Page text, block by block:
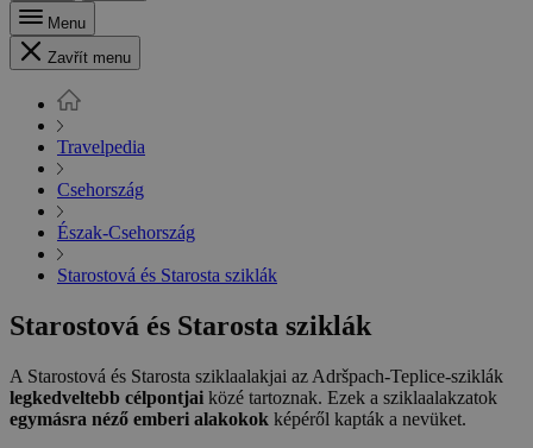
Menu
Zavřít menu
Travelpedia
Csehország
Észak-Csehország
Starostová és Starosta sziklák
Starostová és Starosta sziklák
A Starostová és Starosta sziklaalakjai az Adršpach-Teplice-sziklák
legkedveltebb célpontjai közé tartoznak. Ezek a sziklaalakzatok
egymásra néző emberi alakokok képéről kapták a nevüket.